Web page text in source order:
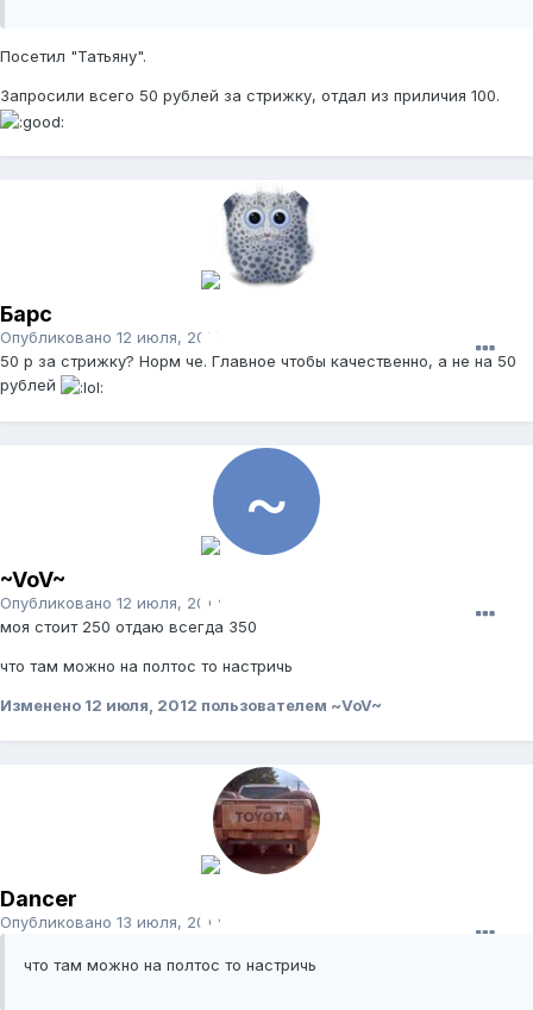
Посетил "Татьяну".
Запросили всего 50 рублей за стрижку, отдал из приличия 100.
Барс
Опубликовано 12 июля, 2012
50 р за стрижку? Норм че. Главное чтобы качественно, а не на 50
рублей
~VoV~
Опубликовано 12 июля, 2012
моя стоит 250 отдаю всегда 350
что там можно на полтос то настричь
Изменено 12 июля, 2012 пользователем ~VoV~
Dancer
Опубликовано 13 июля, 2012
что там можно на полтос то настричь